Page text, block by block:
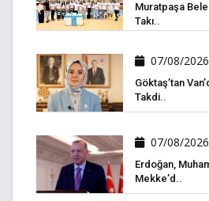
Muratpaşa
Takı..
07/08/2026
Göktaş’tan
Takdi..
07/08/2026
Erdoğan,
Mekke’d..